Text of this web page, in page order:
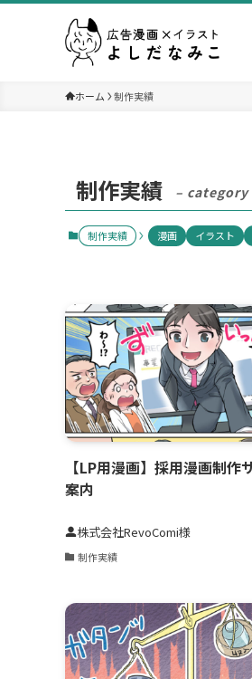
ホーム 制作実績
制作実績 – category
制作実績 漫画 イラスト
【LP用漫画】採用漫画制作
案内
株式会社RevoComi様
制作実績